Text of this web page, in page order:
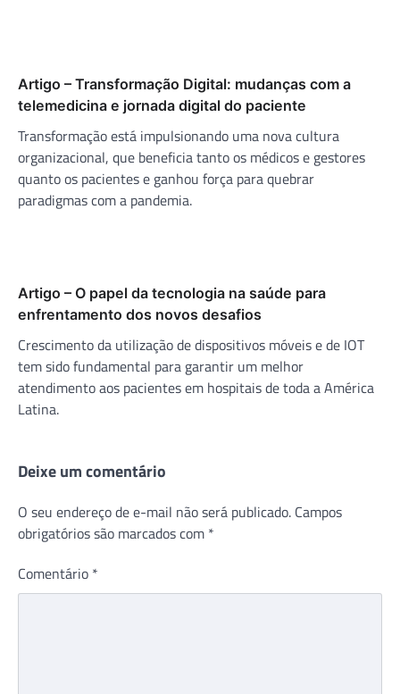
Artigo – Transformação Digital: mudanças com a
telemedicina e jornada digital do paciente
Transformação está impulsionando uma nova cultura
organizacional, que beneficia tanto os médicos e gestores
quanto os pacientes e ganhou força para quebrar
paradigmas com a pandemia.
Artigo – O papel da tecnologia na saúde para
enfrentamento dos novos desafios
Crescimento da utilização de dispositivos móveis e de IOT
tem sido fundamental para garantir um melhor
atendimento aos pacientes em hospitais de toda a América
Latina.
Deixe um comentário
O seu endereço de e-mail não será publicado. Campos
obrigatórios são marcados com *
Comentário *